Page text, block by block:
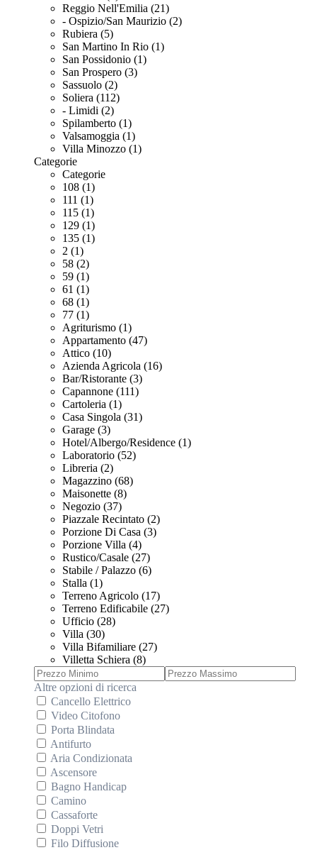
Reggio Nell'Emilia (21)
- Ospizio/San Maurizio (2)
Rubiera (5)
San Martino In Rio (1)
San Possidonio (1)
San Prospero (3)
Sassuolo (2)
Soliera (112)
- Limidi (2)
Spilamberto (1)
Valsamoggia (1)
Villa Minozzo (1)
Categorie
Categorie
108 (1)
111 (1)
115 (1)
129 (1)
135 (1)
2 (1)
58 (2)
59 (1)
61 (1)
68 (1)
77 (1)
Agriturismo (1)
Appartamento (47)
Attico (10)
Azienda Agricola (16)
Bar/Ristorante (3)
Capannone (111)
Cartoleria (1)
Casa Singola (31)
Garage (3)
Hotel/Albergo/Residence (1)
Laboratorio (52)
Libreria (2)
Magazzino (68)
Maisonette (8)
Negozio (37)
Piazzale Recintato (2)
Porzione Di Casa (3)
Porzione Villa (4)
Rustico/Casale (27)
Stabile / Palazzo (6)
Stalla (1)
Terreno Agricolo (17)
Terreno Edificabile (27)
Ufficio (28)
Villa (30)
Villa Bifamiliare (27)
Villetta Schiera (8)
Altre opzioni di ricerca
Cancello Elettrico
Video Citofono
Porta Blindata
Antifurto
Aria Condizionata
Ascensore
Bagno Handicap
Camino
Cassaforte
Doppi Vetri
Filo Diffusione